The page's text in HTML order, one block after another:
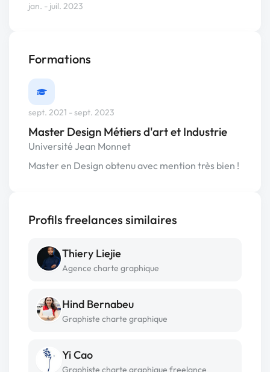
jan. - juil. 2023
Formations
sept. 2021 - sept. 2023
Master Design Métiers d'art et Industrie
Université Jean Monnet
Master en Design obtenu avec mention très bien !
Profils freelances similaires
Thiery Liejie
Agence charte graphique
Hind Bernabeu
Graphiste charte graphique
Yi Cao
Graphiste charte graphique freelance